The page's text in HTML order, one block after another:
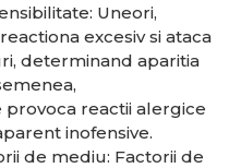
Uneori,
excesiv si ataca
determinand aparitia
reactii alergice
inofensive.
de mediu: Factorii de